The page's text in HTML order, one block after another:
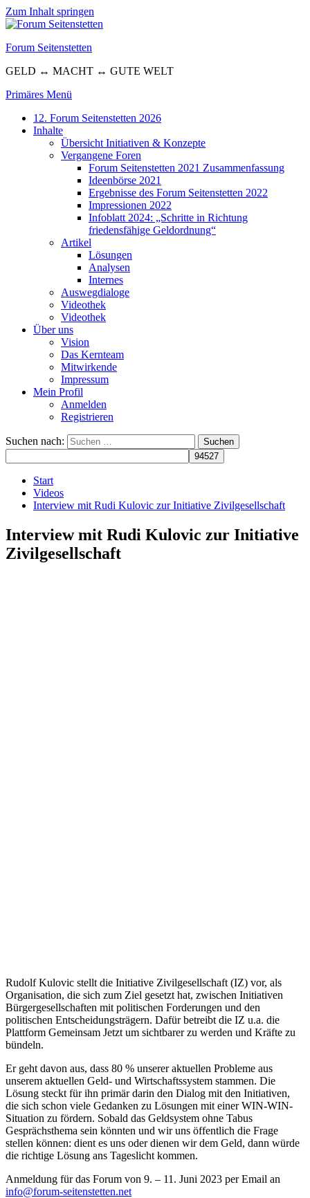
Zum Inhalt springen
Forum Seitenstetten
GELD ↔ MACHT ↔ GUTE WELT
Primäres Menü
12. Forum Seitenstetten 2026
Inhalte
Übersicht Initiativen & Konzepte
Vergangene Foren
Forum Seitenstetten 2021 Zusammenfassung
Ideenbörse 2021
Ergebnisse des Forum Seitenstetten 2022
Impressionen 2022
Infoblatt 2024: „Schritte in Richtung
friedensfähige Geldordnung“
Artikel
Lösungen
Analysen
Internes
Auswegdialoge
Videothek
Videothek
Über uns
Vision
Das Kernteam
Mitwirkende
Impressum
Mein Profil
Anmelden
Registrieren
Suchen nach:
Start
Videos
Interview mit Rudi Kulovic zur Initiative Zivilgesellschaft
Interview mit Rudi Kulovic zur Initiative
Zivilgesellschaft
Rudolf Kulovic stellt die Initiative Zivilgesellschaft (IZ) vor, als
Organisation, die sich zum Ziel gesetzt hat, zwischen Initiativen
Bürgergesellschaften mit politischen Forderungen und den
politischen Entscheidungsträgern. Dafür betreibt die IZ u.a. die
Plattform Gemeinsam Jetzt um sichtbarer zu werden und Kräfte zu
bündeln.
Er geht davon aus, dass 80 % unserer aktuellen Probleme aus
unserem aktuellen Geld- und Wirtschaftssystem stammen. Die
Lösung steckt für ihn primär darin den Dialog mit den Initiativen,
die sich schon viele Gedanken zu Lösungen mit einer WIN-WIN-
Situation zu fördern. Sobald das Geldsystem ohne Tabus
Gesprächsthema sein könnten und wir uns öffentlich die Frage
stellen können: dient es uns oder dienen wir dem Geld, dann würde
die richtige Lösung ans Tageslicht kommen.
Anmeldung für das Forum von 9. – 11. Juni 2023 per Email an
info@forum-seitenstetten.net